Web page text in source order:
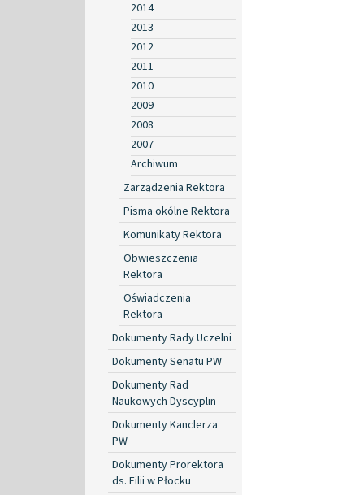
2014
2013
2012
2011
2010
2009
2008
2007
Archiwum
Zarządzenia Rektora
Pisma okólne Rektora
Komunikaty Rektora
Obwieszczenia
Rektora
Oświadczenia
Rektora
Dokumenty Rady Uczelni
Dokumenty Senatu PW
Dokumenty Rad
Naukowych Dyscyplin
Dokumenty Kanclerza
PW
Dokumenty Prorektora
ds. Filii w Płocku